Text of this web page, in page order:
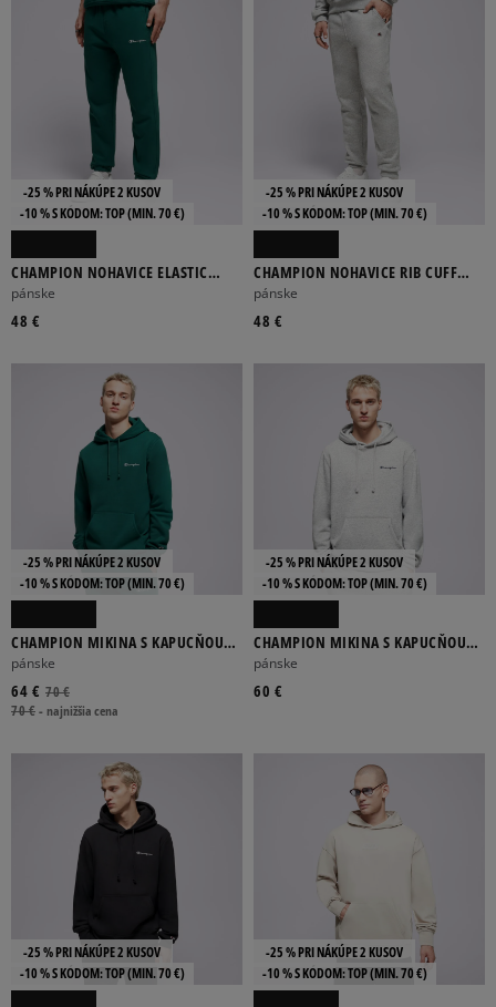
-10 % S KÓDOM: TOP (MIN. 70 €)
-25 % PRI NÁKÚPE 2 KUSOV
CHAMPION NOHAVICE ELASTIC
CUFF PANTS
pánske
48 €
-10 % S KÓDOM: TOP (MIN. 70 €)
-25 % PRI NÁKÚPE 2 KUSOV
CHAMPION NOHAVICE RIB CUFF
PANTS
pánske
48 €
-10 % S KÓDOM: TOP (MIN. 70 €)
-25 % PRI NÁKÚPE 2 KUSOV
CHAMPION MIKINA S KAPUCŇOU
HOODED SWEATSHIRT
pánske
70 €
64 €
70 €-najnižšia cena
-10 % S KÓDOM: TOP (MIN. 70 €)
-25 % PRI NÁKÚPE 2 KUSOV
CHAMPION MIKINA S KAPUCŇOU
HOODED SWEATSHIRT
pánske
60 €
-10 % S KÓDOM: TOP (MIN. 70 €)
-25 % PRI NÁKÚPE 2 KUSOV
-10 % S KÓDOM: TOP (MIN. 70 €)
-25 % PRI NÁKÚPE 2 KUSOV